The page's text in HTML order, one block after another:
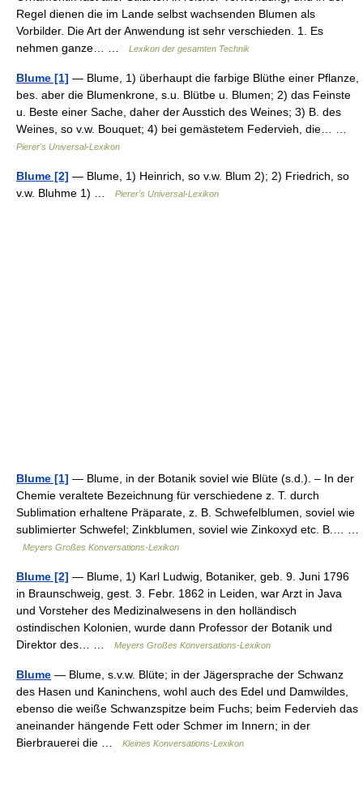
Regel dienen die im Lande selbst wachsenden Blumen als
Vorbilder. Die Art der Anwendung ist sehr verschieden. 1. Es
nehmen ganze… …
Lexikon der gesamten Technik
Blume [1] — Blume, 1) überhaupt die farbige Blüthe einer Pflanze,
bes. aber die Blumenkrone, s.u. Blütbe u. Blumen; 2) das Feinste
u. Beste einer Sache, daher der Ausstich des Weines; 3) B. des
Weines, so v.w. Bouquet; 4) bei gemästetem Federvieh, die… …
Pierer's Universal-Lexikon
Blume [2] — Blume, 1) Heinrich, so v.w. Blum 2); 2) Friedrich, so
v.w. Bluhme 1) …
Pierer's Universal-Lexikon
Blume [1] — Blume, in der Botanik soviel wie Blüte (s.d.). – In der
Chemie veraltete Bezeichnung für verschiedene z. T. durch
Sublimation erhaltene Präparate, z. B. Schwefelblumen, soviel wie
sublimierter Schwefel; Zinkblumen, soviel wie Zinkoxyd etc. B.… …
Meyers Großes Konversations-Lexikon
Blume [2] — Blume, 1) Karl Ludwig, Botaniker, geb. 9. Juni 1796
in Braunschweig, gest. 3. Febr. 1862 in Leiden, war Arzt in Java
und Vorsteher des Medizinalwesens in den holländisch
ostindischen Kolonien, wurde dann Professor der Botanik und
Direktor des… …
Meyers Großes Konversations-Lexikon
Blume — Blume, s.v.w. Blüte; in der Jägersprache der Schwanz
des Hasen und Kaninchens, wohl auch des Edel und Damwildes,
ebenso die weiße Schwanzspitze beim Fuchs; beim Federvieh das
aneinander hängende Fett oder Schmer im Innern; in der
Bierbrauerei die …
Kleines Konversations-Lexikon